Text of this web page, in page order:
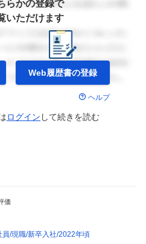
らかの登録で
いただけます
Web履歴書の登録
ヘルプ
ログイン して続きを読む
価
員 現職 新卒入社 2022年頃